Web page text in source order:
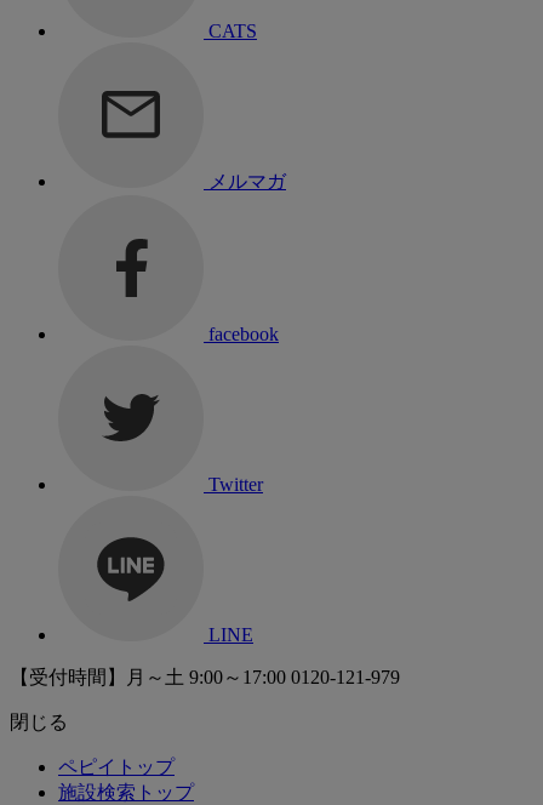
CATS
メルマガ
facebook
Twitter
LINE
【受付時間】月～土 9:00～17:00 0120-121-979
閉じる
ペピイトップ
施設検索トップ